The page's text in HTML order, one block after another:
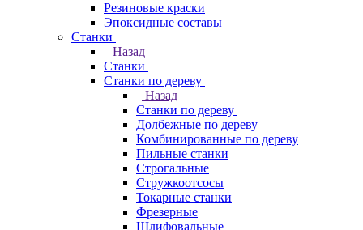
Резиновые краски
Эпоксидные составы
Станки
Назад
Станки
Станки по дереву
Назад
Станки по дереву
Долбежные по дереву
Комбинированные по дереву
Пильные станки
Строгальные
Стружкоотсосы
Токарные станки
Фрезерные
Шлифовальные